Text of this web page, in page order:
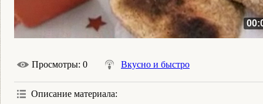
Просмотры: 0 Вкусно и быстро
Описание материала: